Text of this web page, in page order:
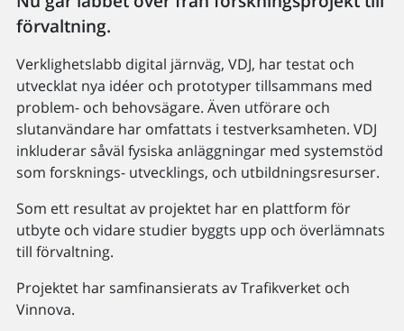
förvaltning.
Verklighetslabb digital järnväg, VDJ, har testat och
utvecklat nya idéer och prototyper tillsammans med
problem- och behovsägare. Även utförare och
slutanvändare har omfattats i testverksamheten. VDJ
inkluderar såväl fysiska anläggningar med systemstöd
som forsknings- utvecklings, och utbildningsresurser.
Som ett resultat av projektet har en plattform för
utbyte och vidare studier byggts upp och överlämnats
till förvaltning.
Projektet har samfinansierats av Trafikverket och
Vinnova.